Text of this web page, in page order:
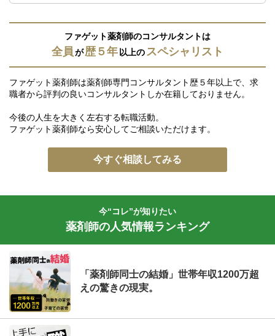
ファゲット薬剤師のコンサルタントは
全員が歴５年 以上の スペシャリスト
ファゲット薬剤師は薬剤師専門コンサルタント歴５年以上で、求
職者から評判の良いコンサルタントしか在籍しておりません。
今後の人生を大きく左右する転職活動。
ファゲット薬剤師なら安心してご相談いただけます。
今すぐ相談してみる
今“コレ”が知りたい
薬剤師の人気情報ランキング
「薬剤師同士の結婚」世帯年収1200万超
えの驚きの現実。